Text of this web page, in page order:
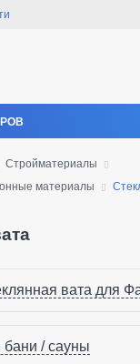
Стройматериалы
материалы
вата для
бани / сауны